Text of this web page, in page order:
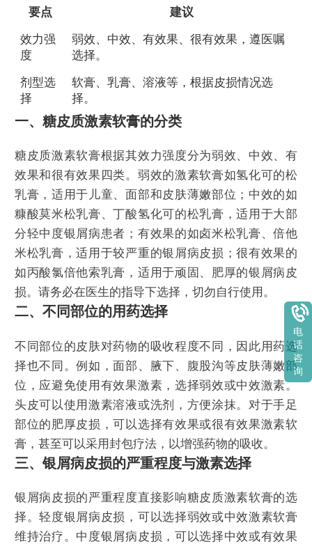
要点
建议
效力强
度
弱效、中效、有效果、很有效果，遵医嘱
选择。
剂型选
择
软膏、乳膏、溶液等，根据皮损情况选
择。
一、糖皮质激素软膏的分类
糖皮质激素软膏根据其效力强度分为弱效、中效、有
效果和很有效果四类。弱效的激素软膏如氢化可的松
乳膏，适用于儿童、面部和皮肤薄嫩部位；中效的如
糠酸莫米松乳膏、丁酸氢化可的松乳膏，适用于大部
分轻中度银屑病患者；有效果的如卤米松乳膏、倍他
米松乳膏，适用于较严重的银屑病皮损；很有效果的
如丙酸氯倍他索乳膏，适用于顽固、肥厚的银屑病皮
损。请务必在医生的指导下选择，切勿自行使用。
二、不同部位的用药选择
不同部位的皮肤对药物的吸收程度不同，因此用药选
择也不同。例如，面部、腋下、腹股沟等皮肤薄嫩部
位，应避免使用有效果激素，选择弱效或中效激素。
头皮可以使用激素溶液或洗剂，方便涂抹。对于手足
部位的肥厚皮损，可以选择有效果或很有效果激素软
膏，甚至可以采用封包疗法，以增强药物的吸收。
三、银屑病皮损的严重程度与激素选择
银屑病皮损的严重程度直接影响糖皮质激素软膏的选
择。轻度银屑病皮损，可以选择弱效或中效激素软膏
维持治疗。中度银屑病皮损，可以选择中效或有效果
电
话
咨
询